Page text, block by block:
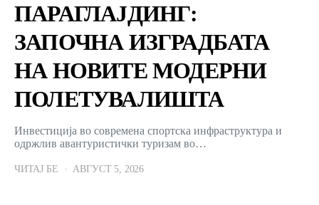
ПАРАГЛАЈДИНГ:
ЗАПОЧНА ИЗГРАДБАТА
НА НОВИТЕ МОДЕРНИ
ПОЛЕТУВАЛИШТА
Инвестиција во современа спортска инфраструктура и
одржлив авантуристички туризам во…
ЧИТАЈ БЕ АВГУСТ 5, 2026